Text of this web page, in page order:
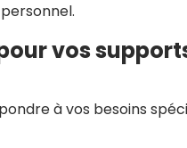
vos
à vos besoins